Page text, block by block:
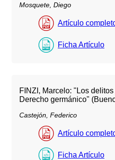
Mosquete, Diego
Artículo
Ficha Artículo
FINZI, Marcelo: "Los
Derecho germánico"
Castejón, Federico
Artículo
Ficha Artículo